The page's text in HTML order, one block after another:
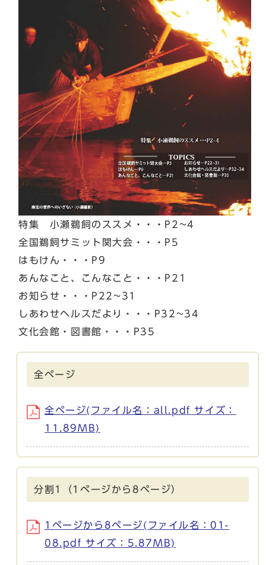
特集 小瀬鵜飼のススメ・・・P2~4
全国鵜飼サミット関大会・・・P5
はもけん・・・P9
あんなこと、こんなこと・・・P21
お知らせ・・・P22~31
しあわせヘルスだより・・・P32~34
文化会館・図書館・・・P35
全ページ
全ページ(ファイル名：all.pdf サイズ：
11.89MB)
分割1（1ページから8ページ）
1ページから8ページ(ファイル名：01-
08.pdf サイズ：5.87MB)